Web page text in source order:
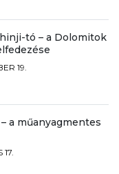
tó – a Dolomitok
19.
a műanyagmentes